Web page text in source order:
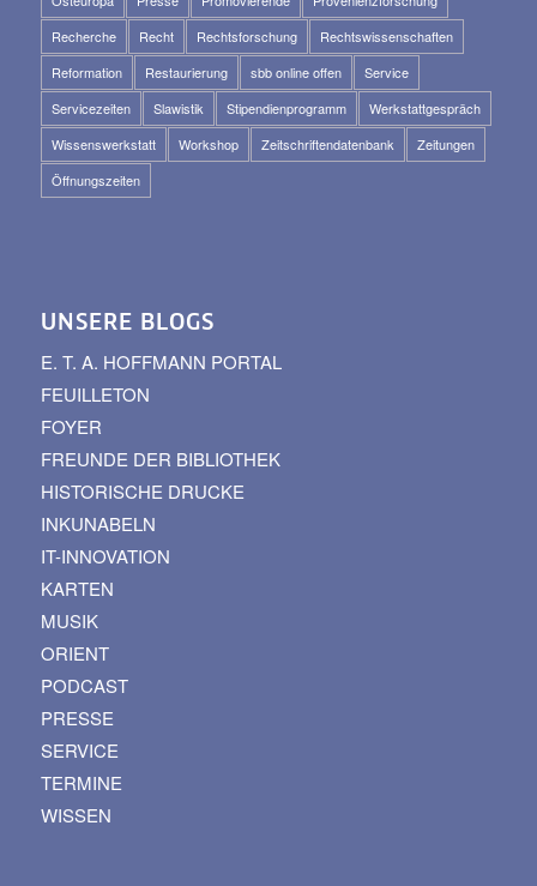
Recherche
Recht Rechtsforschung
Rechtswissenschaften
Reformation
Restaurierung sbb online offen
Service
Servicezeiten
Slawistik Stipendienprogramm
Werkstattgespräch
Wissenswerkstatt
Workshop Zeitschriftendatenbank
Zeitungen
Öffnungszeiten
UNSERE BLOGS
E. T. A. HOFFMANN PORTAL
FEUILLETON
FOYER
FREUNDE DER BIBLIOTHEK
HISTORISCHE DRUCKE
INKUNABELN
IT-INNOVATION
KARTEN
MUSIK
ORIENT
PODCAST
PRESSE
SERVICE
TERMINE
WISSEN